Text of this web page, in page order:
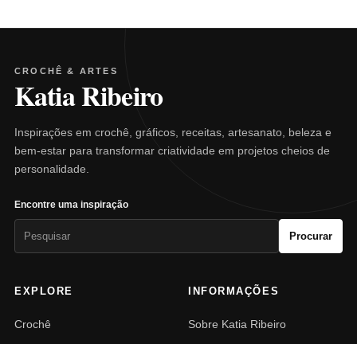
CROCHÊ & ARTES
Katia Ribeiro
Inspirações em crochê, gráficos, receitas, artesanato, beleza e
bem-estar para transformar criatividade em projetos cheios de
personalidade.
Encontre uma inspiração
Procurar
EXPLORE
Crochê
INFORMAÇÕES
Sobre Katia Ribeiro